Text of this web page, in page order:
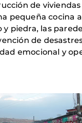
de
pequeña cocina
piedra, las
de
emocional y